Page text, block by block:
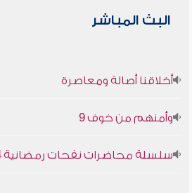
البث المباشر
أخلاقنا أصالة ومعاصرة
وأمنهم من خوف 9
سلسلة محاضرات نفحات رمضانية 1444هـ